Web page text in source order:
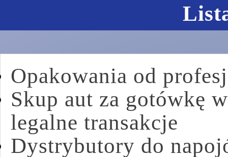
Opakowania od
Skup aut za gotówkę
legalne transakcje
Dystrybutory do